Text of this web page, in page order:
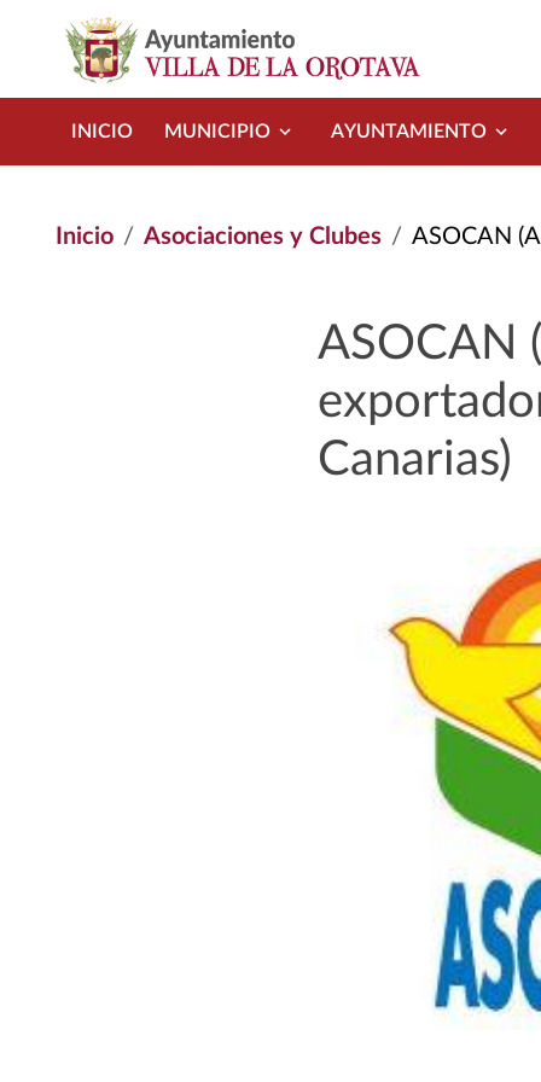
INICIO MUNICIPIO AYUNTAMIENTO
Inicio Asociaciones y Clubes ASOCAN
ASOCAN
Canarias)